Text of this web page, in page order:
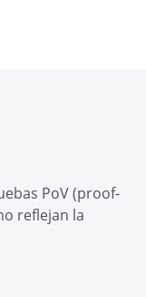
PoV (proof-
reflejan la